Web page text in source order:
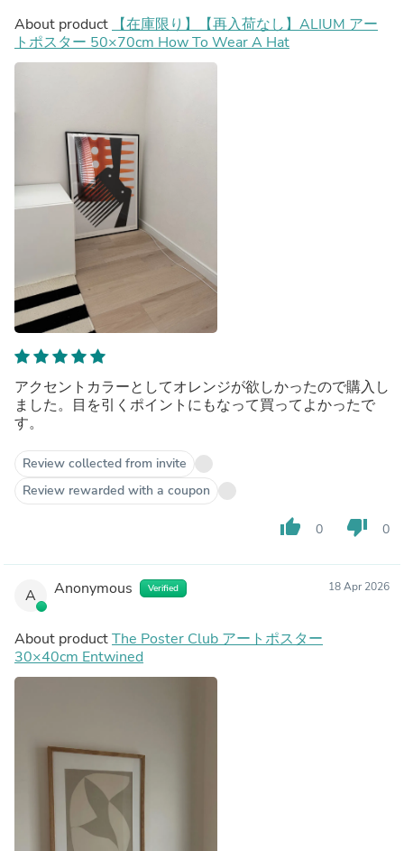
About product
【在庫限り】【再入荷なし】ALIUM アー
トポスター 50×70cm How To Wear A Hat
アクセントカラーとしてオレンジが欲しかったので購入し
ました。目を引くポイントにもなって買ってよかったで
す。
Review collected from invite
Review rewarded with a coupon
thumb_up 0 thumb_down 0
A Anonymous Verified 18 Apr 2026
About productThe Poster Club アートポスター
30×40cm Entwined